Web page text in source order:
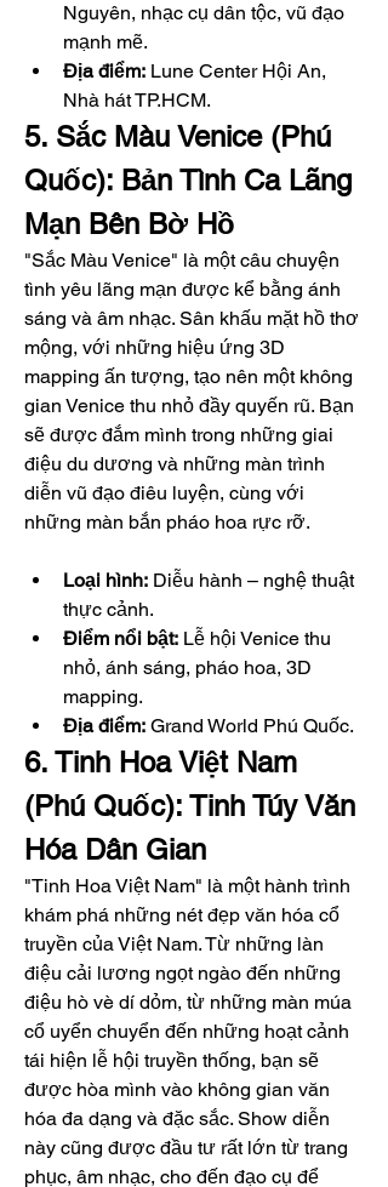
Nguyên, nhạc cụ dân tộc, vũ đạo
mạnh mẽ.
Địa điểm: Lune Center Hội An,
Nhà hát TP.HCM.
5. Sắc Màu Venice (Phú
Quốc): Bản Tình Ca Lãng
Mạn Bên Bờ Hồ
"Sắc Màu Venice" là một câu chuyện
tình yêu lãng mạn được kể bằng ánh
sáng và âm nhạc. Sân khấu mặt hồ thơ
mộng, với những hiệu ứng 3D
mapping ấn tượng, tạo nên một không
gian Venice thu nhỏ đầy quyến rũ. Bạn
sẽ được đắm mình trong những giai
điệu du dương và những màn trình
diễn vũ đạo điêu luyện, cùng với
những màn bắn pháo hoa rực rỡ.
Loại hình: Diễu hành – nghệ thuật
thực cảnh.
Điểm nổi bật: Lễ hội Venice thu
nhỏ, ánh sáng, pháo hoa, 3D
mapping.
Địa điểm: Grand World Phú Quốc.
6. Tinh Hoa Việt Nam
(Phú Quốc): Tinh Túy Văn
Hóa Dân Gian
"Tinh Hoa Việt Nam" là một hành trình
khám phá những nét đẹp văn hóa cổ
truyền của Việt Nam. Từ những làn
điệu cải lương ngọt ngào đến những
điệu hò vè dí dỏm, từ những màn múa
cổ uyển chuyển đến những hoạt cảnh
tái hiện lễ hội truyền thống, bạn sẽ
được hòa mình vào không gian văn
hóa đa dạng và đặc sắc. Show diễn
này cũng được đầu tư rất lớn từ trang
phục, âm nhạc, cho đến đạo cụ để